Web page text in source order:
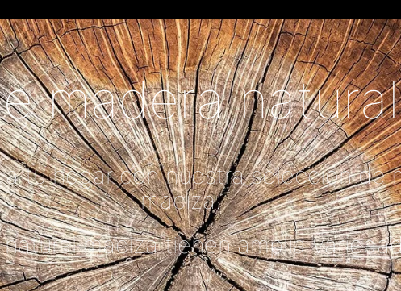
madera
tu hogar con nuestra selección de
maciza.
maciza tienen amplia